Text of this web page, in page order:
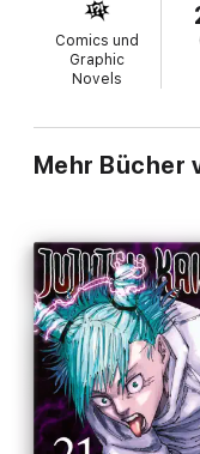
Comics und
Graphic
Novels
Mehr Bücher